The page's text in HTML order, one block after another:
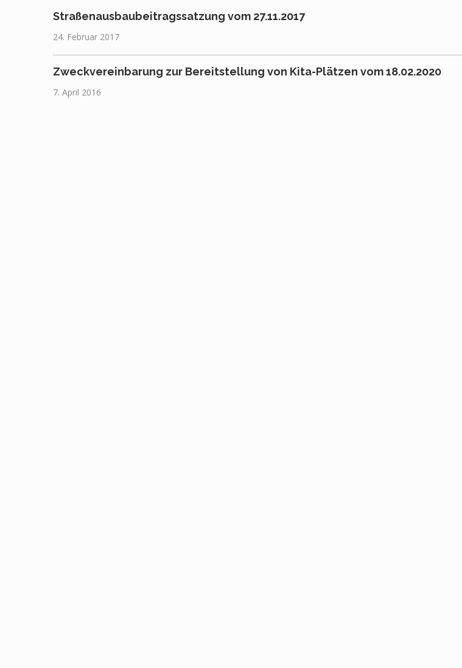
Straßenausbaubeitragssatzung vom 27.11.2017
24. Februar 2017
Zweckvereinbarung zur Bereitstellung von Kita-Plätzen vom 18.02.2020
7. April 2016